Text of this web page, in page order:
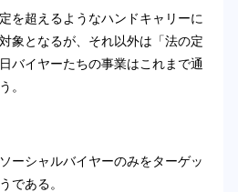
を超えるようなハンドキャリーに
象となるが、それ以外は「法の定
バイヤーたちの事業はこれまで通
。
ーシャルバイヤーのみをターゲッ
である。